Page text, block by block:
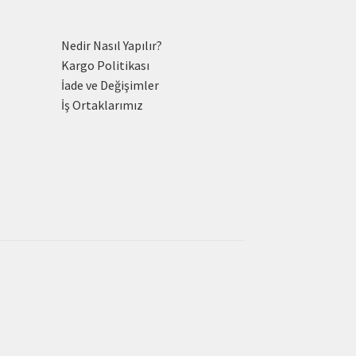
Nedir Nasıl Yapılır?
Kargo Politikası
İade ve Değişimler
İş Ortaklarımız